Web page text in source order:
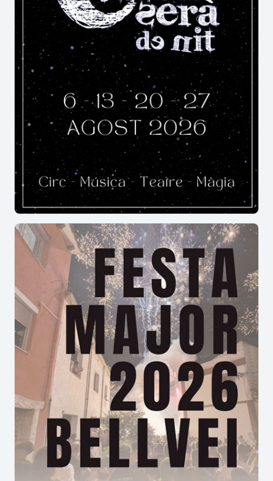
Torregassa de Sant Jaume dels Domenyses
manté encès gràcies a un veïnat orgullós de les
seves arrels.
Detalls i curiositats de l'agenda festiva
de Torregassa
Per a aquelles persones que planifiquen una
sortida d'estiu, conèixer bé les dates és un pas
essencial si volen esprémer al màxim la gresca.
Sabeu quins dies es celebra la Festa
Major de Torregassa?
El gruix de les celebracions es concentra
tradicionalment al voltant del penúltim cap de
setmana d'agost, omplint cada racó d'una energia
festiva molt contagiosa.
Igualment, molts visitants es pregunten quines
cites aconsegueixen aglutinar un major nombre
de veïns a la contrada a cada nova edició. La
tradicional i fresca caminada nocturna pels
camins de l'entorn conviu perfectament amb el
multitudinari sopar de germanora la fresca, el
qual esdevé el millor espai de conversa. També
triomfen les animades sessions de ball, el pregó,
els jocs infantils i la missa solemne en honor al
patró que reuneix diferents generacions de veïns
Torregassa de Sant Jaume dels Domenys.